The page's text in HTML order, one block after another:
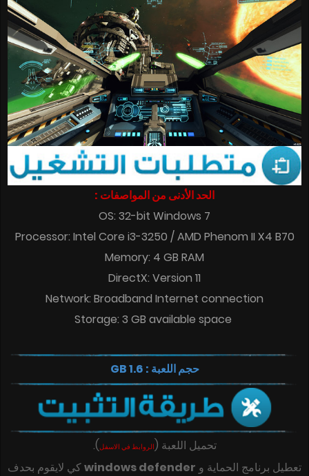
الحد الأدنى من المواصفات :
OS: 32-bit Windows 7
Processor: Intel Core i3-3250 / AMD Phenom II X4 B70
Memory: 4 GB RAM
DirectX: Version 11
Network: Broadband Internet connection
Storage: 3 GB available space
حجم اللعبة : 1.6 GB
تحميل اللعبة (الروابط في الاسفل)
.
تعطيل برنامج الحماية و windows defenderكي لايقوم بحدف